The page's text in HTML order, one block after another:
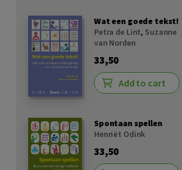
Wat een goede tekst!
Petra de Lint, Suzanne
van Norden
33,50
Add to cart
Spontaan spellen
Henriët Odink
33,50